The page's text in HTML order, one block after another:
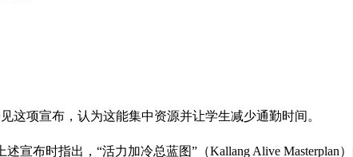
这项宣布，认为这能集中资源并让学生减少通勤时间。
宣布时指出，“活力加冷总蓝图”（Kallang Alive Masterplan